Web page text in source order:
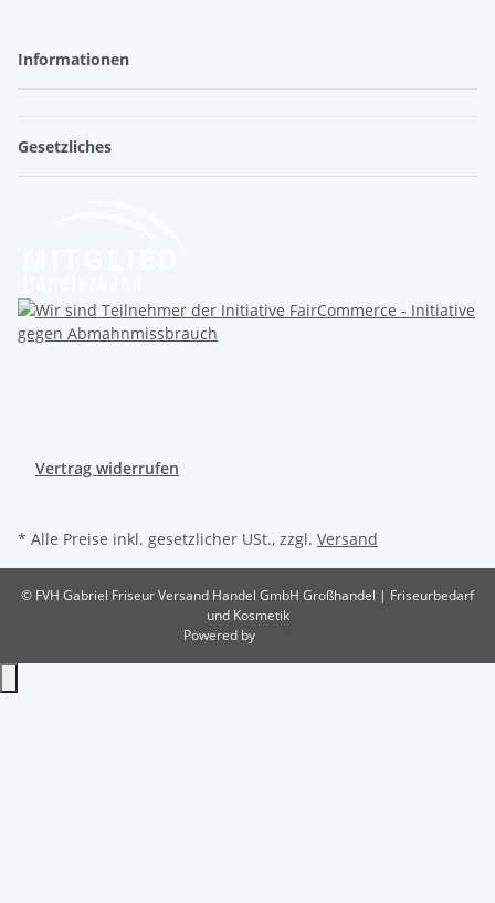
Informationen
Gesetzliches
Vertrag widerrufen
* Alle Preise inkl. gesetzlicher USt., zzgl. Versand
© FVH Gabriel Friseur Versand Handel GmbH Großhandel | Friseurbedarf
und Kosmetik
Powered by